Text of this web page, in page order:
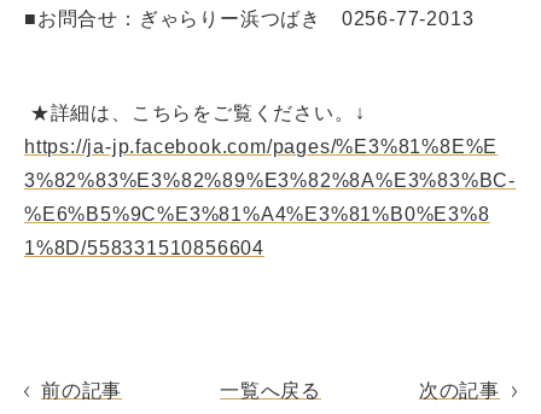
■お問合せ：ぎゃらりー浜つばき 0256-77-2013
★詳細は、こちらをご覧ください。↓
https://ja-jp.facebook.com/pages/%E3%81%8E%E
3%82%83%E3%82%89%E3%82%8A%E3%83%BC-
%E6%B5%9C%E3%81%A4%E3%81%B0%E3%8
1%8D/558331510856604
前の記事 一覧へ戻る 次の記事